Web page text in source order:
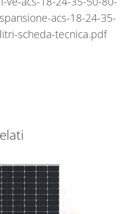
acs-18-24-35-
scheda-tecnica.pdf